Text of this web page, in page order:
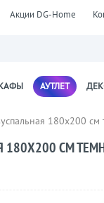
Акции DG-Home
АУТЛЕТ
180х200 см
СМ